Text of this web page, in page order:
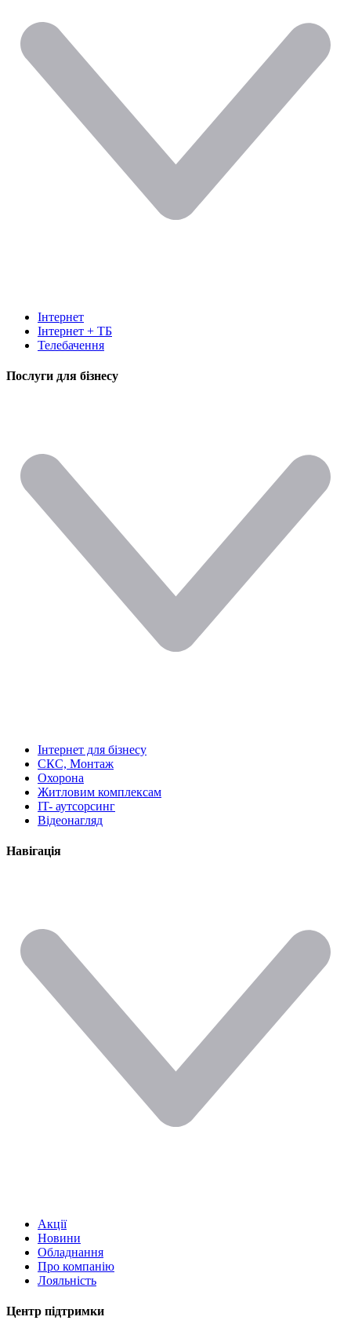
Інтернет
Інтернет + ТБ
Телебачення
Послуги для бізнесу
Інтернет для бізнесу
СКС, Монтаж
Охорона
Житловим комплексам
IT- аутсорсинг
Відеонагляд
Навігація
Акції
Новини
Обладнання
Про компанію
Лояльність
Центр підтримки